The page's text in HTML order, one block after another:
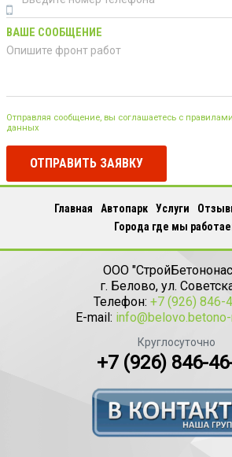
ВАШЕ СООБЩЕНИЕ
Отправляя сообщение, вы соглашаетесь с
данных
ОТПРАВИТЬ ЗАЯВКУ
Главная Автопарк Услуги
Города где мы
ООО
г. Белово, ул.
Телефон: +7 (926) 846-
E-mail:
Круглосуточно
+7 (926) 846-